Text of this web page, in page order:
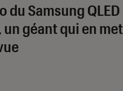
du Samsung QLED
un géant qui en met